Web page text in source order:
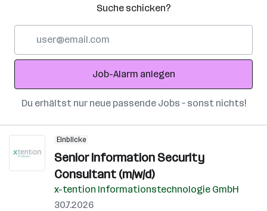
Suche schicken?
Adresse
Job-Alarm anlegen
Du erhältst nur neue passende Jobs – sonst nichts!
Einblicke
Senior Information Security
Consultant (m/w/d)
x-tention Informationstechnologie GmbH
30.7.2026